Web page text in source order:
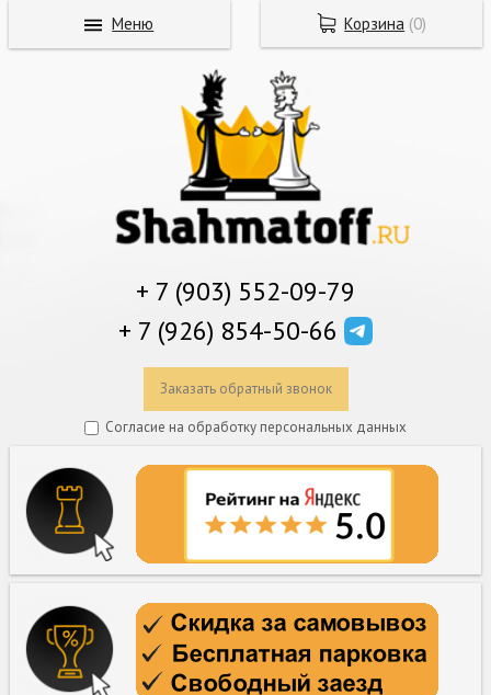
+ 7 (903) 552-09-79
+ 7 (926) 854-50-66
Заказать обратный звонок
Согласие на обработку персональных данных
Корзина (0)
Меню